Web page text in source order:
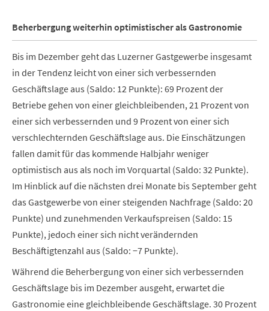
Beherbergung weiterhin optimistischer als Gastronomie
Bis im Dezember geht das Luzerner Gastgewerbe insgesamt
in der Tendenz leicht von einer sich verbessernden
Geschäftslage aus (Saldo: 12 Punkte): 69 Prozent der
Betriebe gehen von einer gleichbleibenden, 21 Prozent von
einer sich verbessernden und 9 Prozent von einer sich
verschlechternden Geschäftslage aus. Die Einschätzungen
fallen damit für das kommende Halbjahr weniger
optimistisch aus als noch im Vorquartal (Saldo: 32 Punkte).
Im Hinblick auf die nächsten drei Monate bis September geht
das Gastgewerbe von einer steigenden Nachfrage (Saldo: 20
Punkte) und zunehmenden Verkaufspreisen (Saldo: 15
Punkte), jedoch einer sich nicht verändernden
Beschäftigtenzahl aus (Saldo: −7 Punkte).
Während die Beherbergung von einer sich verbessernden
Geschäftslage bis im Dezember ausgeht, erwartet die
Gastronomie eine gleichbleibende Geschäftslage. 30 Prozent